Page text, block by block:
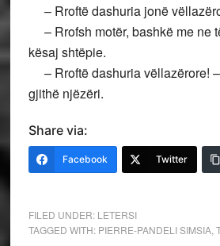
– Rroftë dashuria jonë
– Rrofsh motër, bashkë me ne
kësaj shtëpie.
– Rroftë dashuria vëllazërore!
gjithë njëzëri.
Share via:
Facebook Twitter
FILED UNDER: LETERSI
TAGGED WITH: PIERRE-PANDELI SIMSIA,